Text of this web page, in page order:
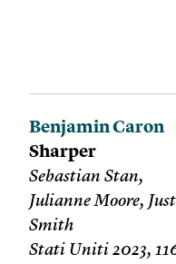
Benjamin Caron
Sharper
Sebastian Stan,
Julianne Moore,
Smith
Stati Uniti 2023,